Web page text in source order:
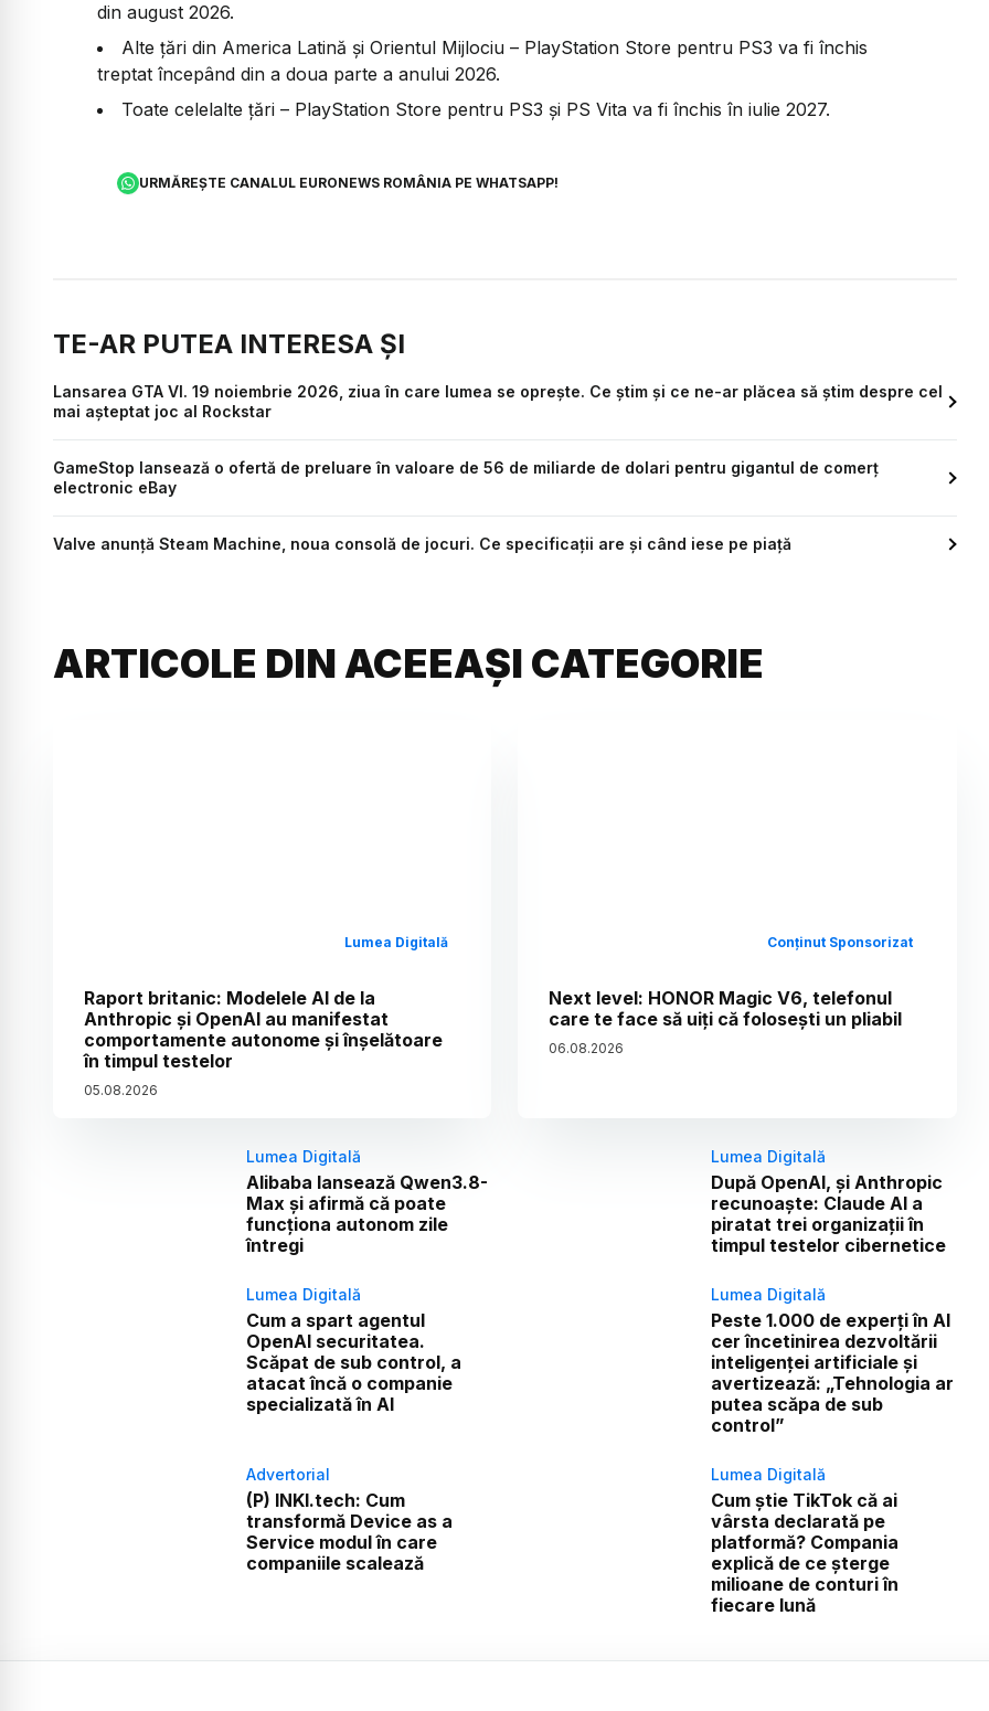
din august 2026.
Alte țări din America Latină și Orientul Mijlociu – PlayStation Store pentru PS3 va fi închis
treptat începând din a doua parte a anului 2026.
Toate celelalte țări – PlayStation Store pentru PS3 și PS Vita va fi închis în iulie 2027.
URMĂREȘTE CANALUL EURONEWS ROMÂNIA PE WHATSAPP!
TE-AR PUTEA INTERESA ȘI
Lansarea GTA VI. 19 noiembrie 2026, ziua în care lumea se oprește. Ce știm și ce ne-ar plăcea să știm despre cel
mai așteptat joc al Rockstar
GameStop lansează o ofertă de preluare în valoare de 56 de miliarde de dolari pentru gigantul de comerț
electronic eBay
Valve anunță Steam Machine, noua consolă de jocuri. Ce specificații are și când iese pe piață
ARTICOLE DIN ACEEAȘI CATEGORIE
Lumea Digitală
Raport britanic: Modelele AI de la
Anthropic și OpenAI au manifestat
comportamente autonome și înșelătoare
în timpul testelor
05.08.2026
Conținut Sponsorizat
Next level: HONOR Magic V6, telefonul
care te face să uiți că folosești un pliabil
06.08.2026
Lumea Digitală
Alibaba lansează Qwen3.8-
Max și afirmă că poate
funcționa autonom zile
întregi
Lumea Digitală
După OpenAI, și Anthropic
recunoaște: Claude AI a
piratat trei organizații în
timpul testelor cibernetice
Lumea Digitală
Cum a spart agentul
OpenAI securitatea.
Scăpat de sub control, a
atacat încă o companie
specializată în AI
Lumea Digitală
Peste 1.000 de experți în AI
cer încetinirea dezvoltării
inteligenței artificiale și
avertizează: „Tehnologia ar
putea scăpa de sub
control”
Advertorial
(P) INKI.tech: Cum
transformă Device as a
Service modul în care
companiile scalează
Lumea Digitală
Cum știe TikTok că ai
vârsta declarată pe
platformă? Compania
explică de ce șterge
milioane de conturi în
fiecare lună